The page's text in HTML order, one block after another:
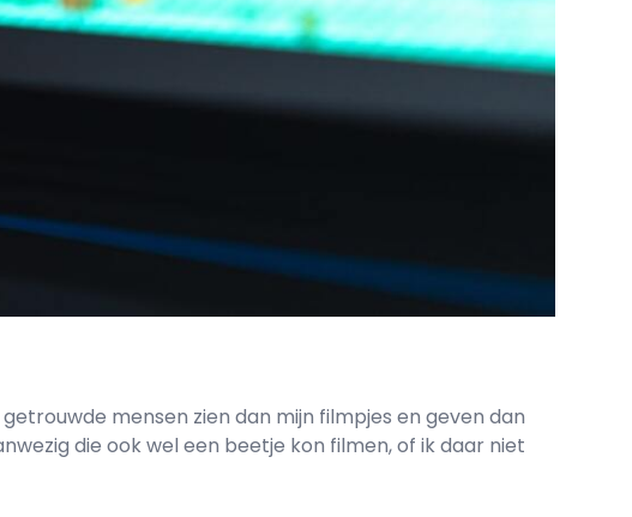
mensen zien dan mijn filmpjes en geven dan
die ook wel een beetje kon filmen, of ik daar niet